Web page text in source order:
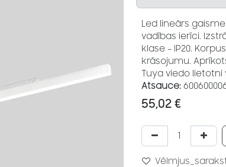
Led lineārs
vadības ierīci.
klase – IP20.
krāsojumu.
Tuya viedo lietotni
Atsauce:
55,02 €